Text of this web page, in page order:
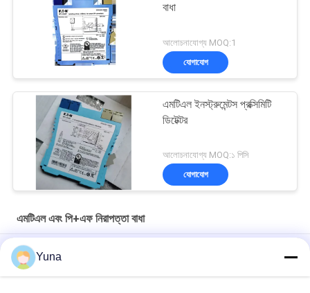
বাধা
আলোচনাযোগ্য MOQ:1
যোগাযোগ
এমটিএল ইনস্ট্রুমেন্টস প্রক্সিমিটি
ডিটেক্টর
আলোচনাযোগ্য MOQ:১ পিসি
যোগাযোগ
এমটিএল এবং পি+এফ নিরাপত্তা বাধা
9 ভোল্ট ডিসি এমটিএল 5511 এমটিএল নিরাপত্তা বাধা সুইচ সান্নিধ্য ডিটেক্টর ইন্টারফেস
MTL5032 সুইচ সান্নিধ্য ডিটেক্টর থেকে ইমপলস আইসোলেটর
Yuna